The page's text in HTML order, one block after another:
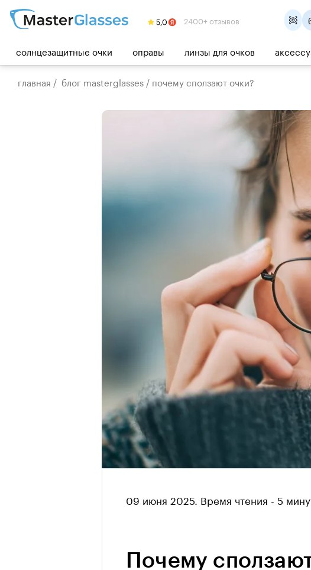
2400+ отзывов
солнцезащитные очки оправы линзы для очков
главная / блог masterglasses / почему сползают очки?
09 июня 2025 . Время чтения - 5
Почему